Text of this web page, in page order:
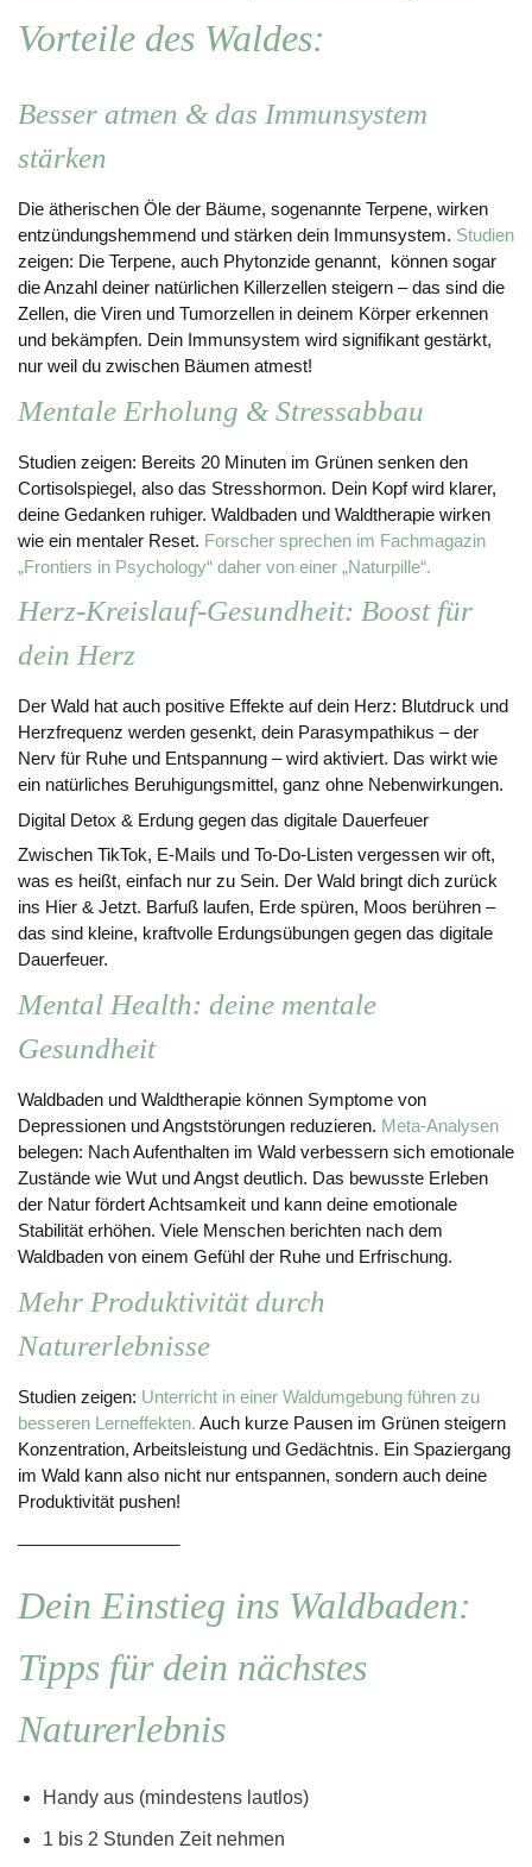
Vorteile des Waldes:
Besser atmen & das Immunsystem
stärken
Die ätherischen Öle der Bäume, sogenannte Terpene, wirken
entzündungshemmend und stärken dein Immunsystem. Studien
zeigen: Die Terpene, auch Phytonzide genannt, können sogar
die Anzahl deiner natürlichen Killerzellen steigern – das sind die
Zellen, die Viren und Tumorzellen in deinem Körper erkennen
und bekämpfen. Dein Immunsystem wird signifikant gestärkt,
nur weil du zwischen Bäumen atmest!
Mentale Erholung & Stressabbau
Studien zeigen: Bereits 20 Minuten im Grünen senken den
Cortisolspiegel, also das Stresshormon. Dein Kopf wird klarer,
deine Gedanken ruhiger. Waldbaden und Waldtherapie wirken
wie ein mentaler Reset. Forscher sprechen im Fachmagazin
„Frontiers in Psychology“ daher von einer „Naturpille“.
Herz-Kreislauf-Gesundheit: Boost für
dein Herz
Der Wald hat auch positive Effekte auf dein Herz: Blutdruck und
Herzfrequenz werden gesenkt, dein Parasympathikus – der
Nerv für Ruhe und Entspannung – wird aktiviert. Das wirkt wie
ein natürliches Beruhigungsmittel, ganz ohne Nebenwirkungen.
Digital Detox & Erdung gegen das digitale Dauerfeuer
Zwischen TikTok, E-Mails und To-Do-Listen vergessen wir oft,
was es heißt, einfach nur zu Sein. Der Wald bringt dich zurück
ins Hier & Jetzt. Barfuß laufen, Erde spüren, Moos berühren –
das sind kleine, kraftvolle Erdungsübungen gegen das digitale
Dauerfeuer.
Mental Health: deine mentale
Gesundheit
Waldbaden und Waldtherapie können Symptome von
Depressionen und Angststörungen reduzieren. Meta-Analysen
belegen: Nach Aufenthalten im Wald verbessern sich emotionale
Zustände wie Wut und Angst deutlich. Das bewusste Erleben
der Natur fördert Achtsamkeit und kann deine emotionale
Stabilität erhöhen. Viele Menschen berichten nach dem
Waldbaden von einem Gefühl der Ruhe und Erfrischung.
Mehr Produktivität durch
Naturerlebnisse
Studien zeigen: Unterricht in einer Waldumgebung führen zu
besseren Lerneffekten. Auch kurze Pausen im Grünen steigern
Konzentration, Arbeitsleistung und Gedächtnis. Ein Spaziergang
im Wald kann also nicht nur entspannen, sondern auch deine
Produktivität pushen!
Dein Einstieg ins Waldbaden:
Tipps für dein nächstes
Naturerlebnis
Handy aus (mindestens lautlos)
1 bis 2 Stunden Zeit nehmen